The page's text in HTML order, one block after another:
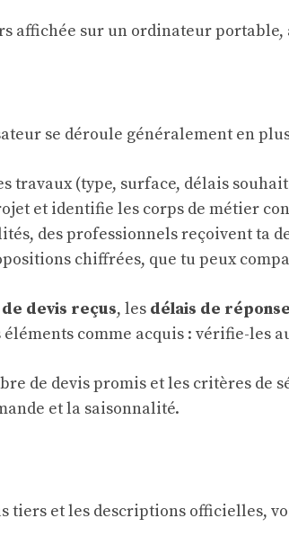
se déroule généralement en
travaux (type, surface, délais
et identifie les corps de métier
des professionnels reçoivent ta
chiffrées, que tu peux
devis reçus, les délais de réponse
comme acquis : vérifie-les
de devis promis et les critères de
et la saisonnalité.
tiers et les descriptions officielles,